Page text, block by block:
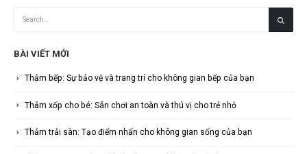
BÀI VIẾT MỚI
Thảm bếp: Sự bảo vệ và trang trí cho không gian bếp của bạn
Thảm xốp cho bé: Sân chơi an toàn và thú vị cho trẻ nhỏ
Thảm trải sàn: Tạo điểm nhấn cho không gian sống của bạn